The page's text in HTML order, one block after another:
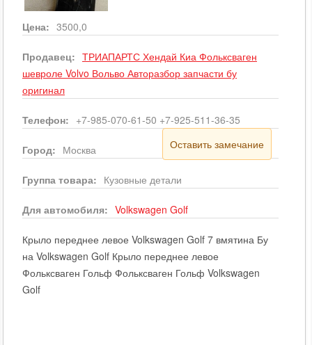
Цена: 3500,0
Продавец: ТРИАПАРТС Хендай Киа Фольксваген
шевроле Volvo Вольво Авторазбор запчасти бу
оригинал
Телефон: +7-985-070-61-50 +7-925-511-36-35
Оставить замечание
Город: Москва
Группа товара: Кузовные детали
Для автомобиля: Volkswagen Golf
Крыло переднее левое Volkswagen Golf 7 вмятина Бу
на Volkswagen Golf Крыло переднее левое
Фольксваген Гольф Фольксваген Гольф Volkswagen
Golf